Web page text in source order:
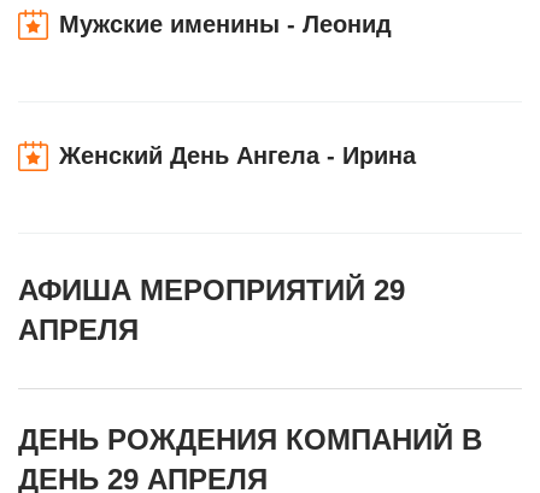
Мужские именины - Леонид
Женский День Ангела - Ирина
АФИША МЕРОПРИЯТИЙ 29
АПРЕЛЯ
ДЕНЬ РОЖДЕНИЯ КОМПАНИЙ В
ДЕНЬ 29 АПРЕЛЯ